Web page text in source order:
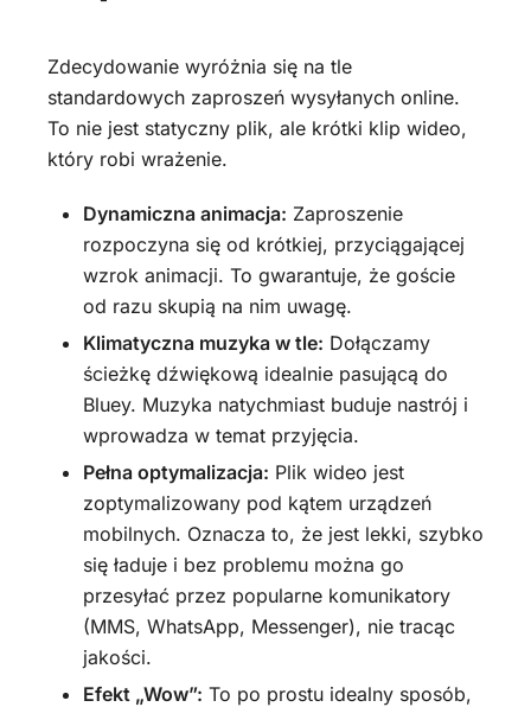
Zdecydowanie wyróżnia się na tle
standardowych zaproszeń wysyłanych online.
To nie jest statyczny plik, ale krótki klip wideo,
który robi wrażenie.
Dynamiczna animacja: Zaproszenie
rozpoczyna się od krótkiej, przyciągającej
wzrok animacji. To gwarantuje, że goście
od razu skupią na nim uwagę.
Klimatyczna muzyka w tle: Dołączamy
ścieżkę dźwiękową idealnie pasującą do
Bluey. Muzyka natychmiast buduje nastrój i
wprowadza w temat przyjęcia.
Pełna optymalizacja: Plik wideo jest
zoptymalizowany pod kątem urządzeń
mobilnych. Oznacza to, że jest lekki, szybko
się ładuje i bez problemu można go
przesyłać przez popularne komunikatory
(MMS, WhatsApp, Messenger), nie tracąc
jakości.
Efekt „Wow”: To po prostu idealny sposób,